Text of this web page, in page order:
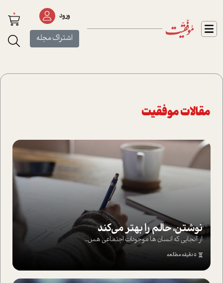
ورود
اشتراک مجله
0
مقالات موفقیت
نوشتن، حالم را بهتر می‌کند
از آنجایی که انسان ها موجودات اجتماعی هس...
5 دقیقه مطالعه